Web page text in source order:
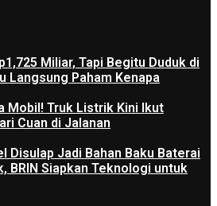
Miliar, Tapi Begitu Duduk di
Langsung Paham Kenapa
Mobil! Truk Listrik Kini Ikut
Cuan di Jalanan
Disulap Jadi Bahan Baku Baterai
BRIN Siapkan Teknologi untuk